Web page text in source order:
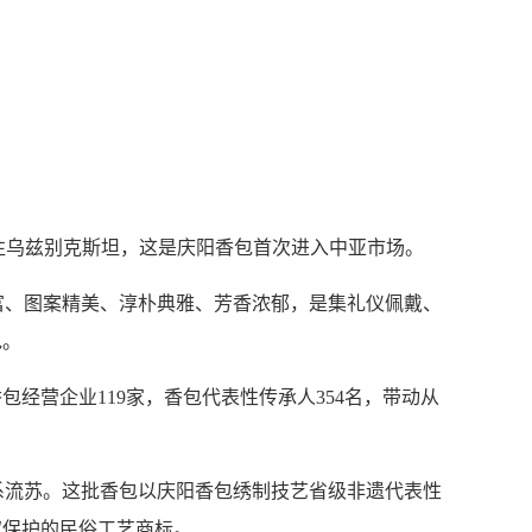
兹别克斯坦，这是庆阳香包首次进入中亚市场。
案精美、淳朴典雅、芳香浓郁，是集礼仪佩戴、
营企业119家，香包代表性传承人354名，带动从
。这批香包以庆阳香包绣制技艺省级非遗代表性